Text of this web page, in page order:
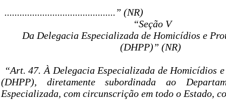
............................................” (NR)
“Seção V
Da Delegacia Especializada de Homicídios e
(DHPP)” (NR)
“Art. 47. À Delegacia Especializada de Homicídios
(DHPP), diretamente subordinada ao
Especializada, com circunscrição em todo o Estado,